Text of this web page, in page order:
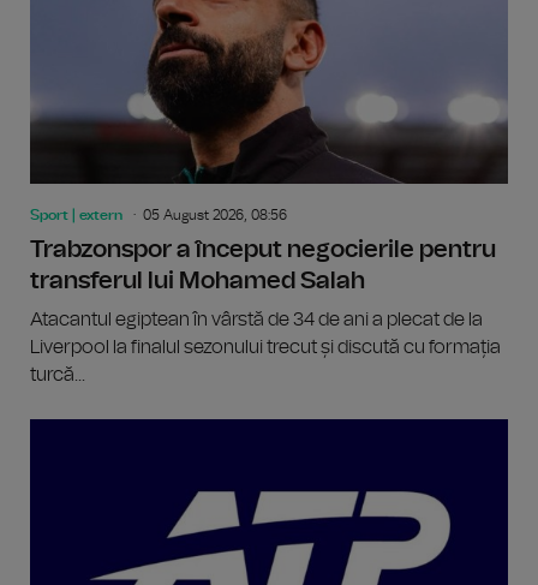
Sport | extern 05 August 2026, 08:56
Trabzonspor a început negocierile pentru
transferul lui Mohamed Salah
Atacantul egiptean în vârstă de 34 de ani a plecat de la
Liverpool la finalul sezonului trecut și discută cu formația
turcă...